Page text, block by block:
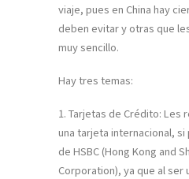
viaje, pues en China hay
deben evitar y otras que
muy sencillo.
Hay tres temas:
1. Tarjetas de Crédito: Les
una tarjeta internacional, si
de HSBC (Hong Kong and
Corporation), ya que al ser